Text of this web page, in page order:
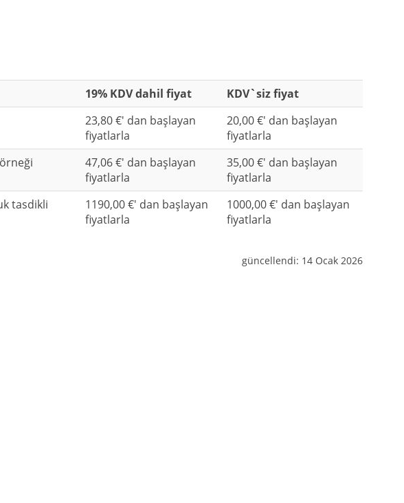
19% KDV dahil fiyat
KDV`siz fiyat
23,80 €' dan başlayan
fiyatlarla
20,00 €' dan başlayan
fiyatlarla
47,06 €' dan başlayan
fiyatlarla
35,00 €' dan başlayan
fiyatlarla
tasdikli
1190,00 €' dan başlayan
fiyatlarla
1000,00 €' dan başlayan
fiyatlarla
güncellendi: 14 Ocak 2026